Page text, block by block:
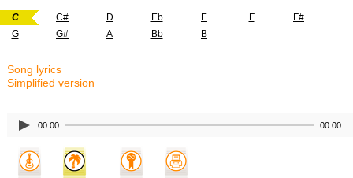
C C# D Eb E F
F#
G
G# A Bb B
Song lyrics
Simplified version
00:00 00:00